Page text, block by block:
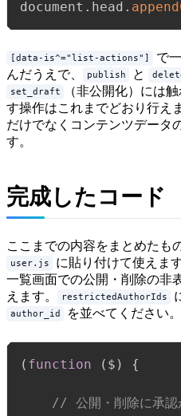
document . head .
[data-is^="list-actions"]
で
んだうえで、
publish と
set_draft
（非公開化）には
す操作はこれまでどおり行え
だけでなくコンテンツデータ
す。
完成したコード
ここまでの内容をまとめたも
user.js
に貼り付けて使えま
一覧画面での公開・削除の非
えます。
restrictedAuthorIds
author_id を並べてください。
( function ( $ ) {
// 公開・削除に承